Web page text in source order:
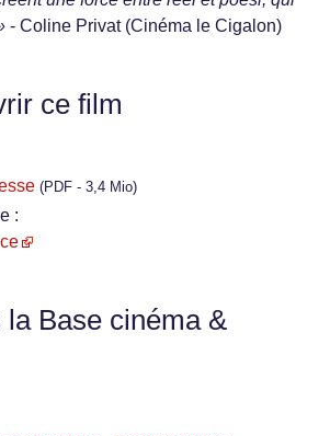
- Coline Privat (Cinéma le Cigalon)
ce film
(PDF - 3,4 Mio)
:
la Base cinéma &